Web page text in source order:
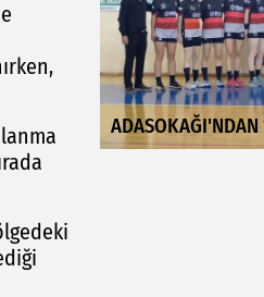
ADASOKAĞI'NDAN